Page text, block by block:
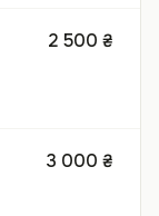
2 500 ₴
3 000 ₴